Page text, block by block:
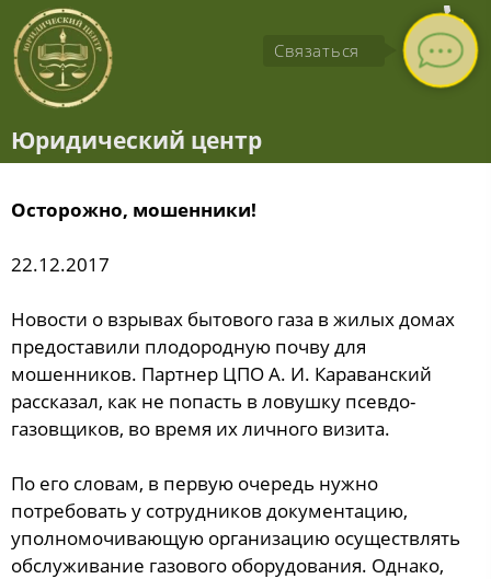
Юридический центр
Связаться
Осторожно, мошенники!
22.12.2017
Новости о взрывах бытового газа в жилых домах
предоставили плодородную почву для
мошенников. Партнер ЦПО А. И. Караванский
рассказал, как не попасть в ловушку псевдо-
газовщиков, во время их личного визита.
По его словам, в первую очередь нужно
потребовать у сотрудников документацию,
уполномочивающую организацию осуществлять
обслуживание газового оборудования. Однако,